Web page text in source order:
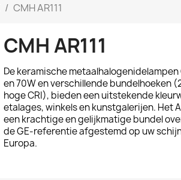
CMH AR111
CMH AR111
De keramische metaalhalogenidelampen
en 70W en verschillende bundelhoeken
hoge CRI), bieden een uitstekende
etalages, winkels en kunstgalerijen. Het
een krachtige en gelijkmatige bundel
de GE-referentie afgestemd op uw
Europa.